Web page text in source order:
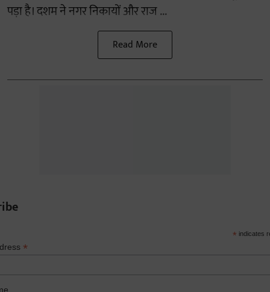
पड़ा है। दशम ने नगर निकायों और राज ...
Read More
* indicates
*